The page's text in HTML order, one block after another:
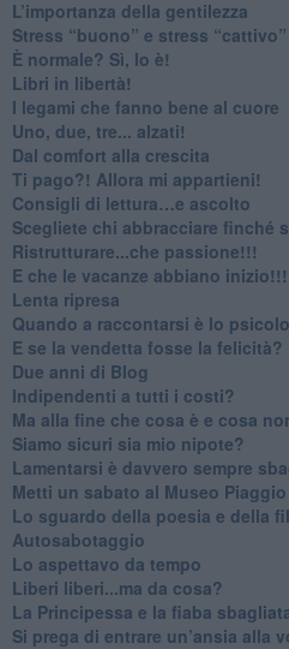
​L’importanza della gentilezza
​Stress “buono” e stress “cattivo”
​È normale? Sì, lo è!
​Libri in libertà!
​I legami che fanno bene al cuore
Uno, due, tre... alzati!​
​Dal comfort alla crescita
​Ti pago?! Allora mi appartieni!​
​Consigli di lettura…e ascolto
​Scegliete chi abbracciare finché
​Ristrutturare...che passione!!!
​E che le vacanze abbiano inizio!!!
​Lenta ripresa
​Quando a raccontarsi è lo
​E se la vendetta fosse la felicità?
​Due anni di Blog
​Indipendenti a tutti i costi?
​Ma alla fine che cosa è e cosa
​Siamo sicuri sia mio nipote?
​Lamentarsi è davvero sempre
​Metti un sabato al Museo Piaggio
​Lo sguardo della poesia e della
Autosabotaggio
​Lo aspettavo da tempo
​Liberi liberi...ma da cosa?
​La Principessa e la fiaba
Si prega di entrare un’ansia alla